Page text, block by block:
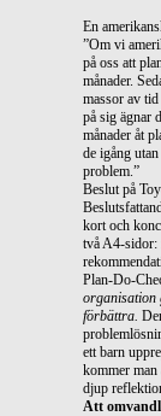
En
”Om vi
på oss att
månader.
massor av
på sig ägnar
månader åt
de igång
problem.”
Beslut på
kort och
två A4-sidor:
Plan-Do-
organisation
förbättra.
ett barn
kommer
djup
Att